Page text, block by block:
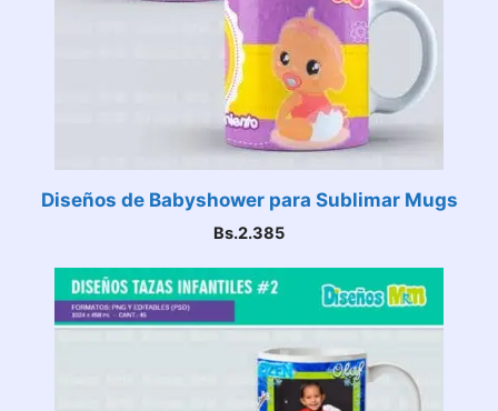
Diseños de Babyshower para Sublimar Mugs
Bs.2.385